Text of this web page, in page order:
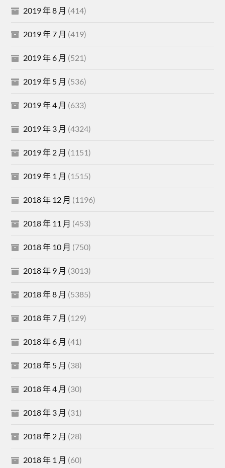
2019 年 8 月 (414)
2019 年 7 月 (419)
2019 年 6 月 (521)
2019 年 5 月 (536)
2019 年 4 月 (633)
2019 年 3 月 (4324)
2019 年 2 月 (1151)
2019 年 1 月 (1515)
2018 年 12 月 (1196)
2018 年 11 月 (453)
2018 年 10 月 (750)
2018 年 9 月 (3013)
2018 年 8 月 (5385)
2018 年 7 月 (129)
2018 年 6 月 (41)
2018 年 5 月 (38)
2018 年 4 月 (30)
2018 年 3 月 (31)
2018 年 2 月 (28)
2018 年 1 月 (60)